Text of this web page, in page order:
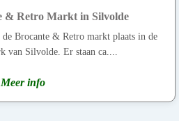
& Retro Markt in Silvolde
Brocante & Retro markt plaats in de
van Silvolde. Er staan ca....
Meer info